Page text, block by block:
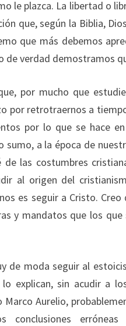
le plazca. La libertad o
que, según la Biblia,
que más debemos
de verdad demostramos
por mucho que
por retrotraernos a
por lo que se hace
sumo, a la época de
las costumbres
al origen del
es seguir a Cristo.
y mandatos que los
de moda seguir al
explican, sin acudir a
Marco Aurelio,
conclusiones